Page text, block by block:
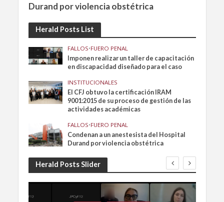
Durand por violencia obstétrica
Herald Posts List
FALLOS•FUERO PENAL
Imponen realizar un taller de capacitación
en discapacidad diseñado para el caso
INSTITUCIONALES
El CFJ obtuvo la certificación IRAM
9001:2015 de su proceso de gestión de las
actividades académicas
FALLOS•FUERO PENAL
Condenan a un anestesista del Hospital
Durand por violencia obstétrica
Herald Posts Slider